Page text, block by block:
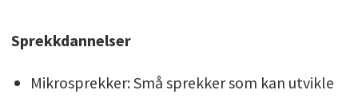
Sprekkdannelser
Mikrosprekker: Små sprekker som kan utvikle